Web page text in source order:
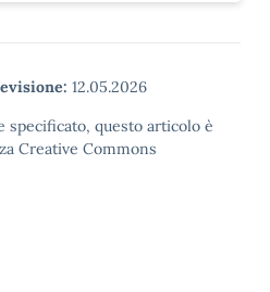
12.05.2026
specificato, questo articolo è
Creative Commons